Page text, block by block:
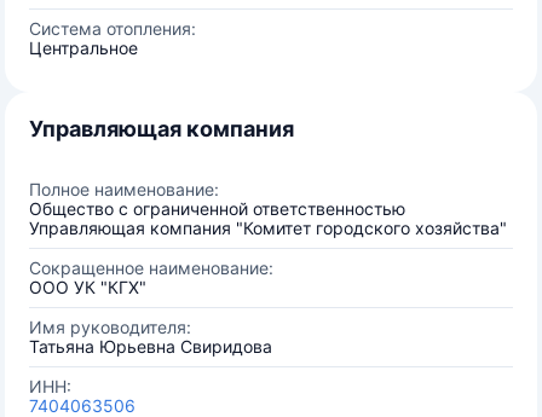
Система отопления:
Центральное
Управляющая компания
Полное наименование:
Общество с ограниченной ответственностью
Управляющая компания "Комитет городского хозяйства"
Сокращенное наименование:
ООО УК "КГХ"
Имя руководителя:
Татьяна Юрьевна Свиридова
ИНН:
7404063506